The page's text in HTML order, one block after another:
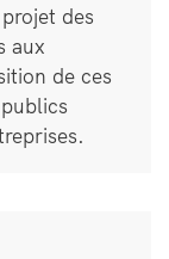
des
aux
de ces